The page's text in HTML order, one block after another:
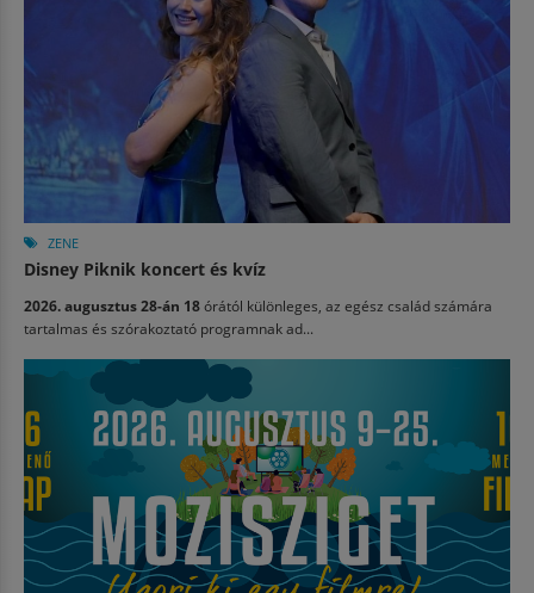
ZENE
Disney Piknik koncert és kvíz
2026. augusztus 28-án 18órától különleges, az egész család számára
tartalmas és szórakoztató programnak ad...